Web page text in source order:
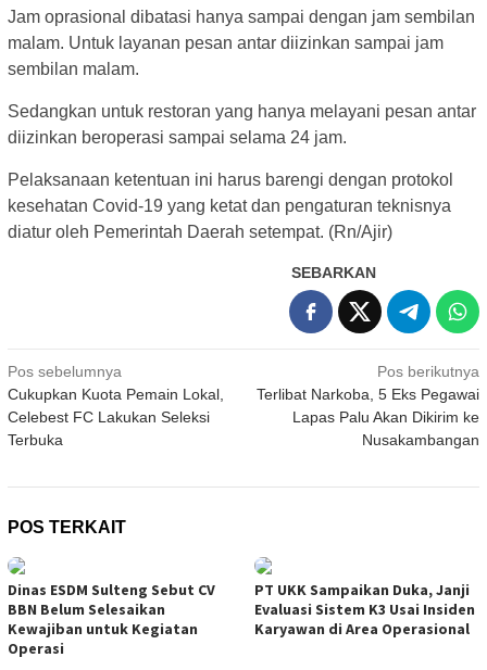
Jam oprasional dibatasi hanya sampai dengan jam sembilan
malam. Untuk layanan pesan antar diizinkan sampai jam
sembilan malam.
Sedangkan untuk restoran yang hanya melayani pesan antar
diizinkan beroperasi sampai selama 24 jam.
Pelaksanaan ketentuan ini harus barengi dengan protokol
kesehatan Covid-19 yang ketat dan pengaturan teknisnya
diatur oleh Pemerintah Daerah setempat. (Rn/Ajir)
SEBARKAN
Navigasi
pos
Pos sebelumnya
Cukupkan Kuota Pemain Lokal,
Celebest FC Lakukan Seleksi
Terbuka
Pos berikutnya
Terlibat Narkoba, 5 Eks Pegawai
Lapas Palu Akan Dikirim ke
Nusakambangan
POS TERKAIT
Dinas ESDM Sulteng Sebut CV
BBN Belum Selesaikan
Kewajiban untuk Kegiatan
Operasi
PT UKK Sampaikan Duka, Janji
Evaluasi Sistem K3 Usai Insiden
Karyawan di Area Operasional